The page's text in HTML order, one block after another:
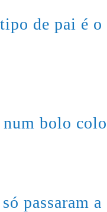
de pai é o
num bolo
passaram a